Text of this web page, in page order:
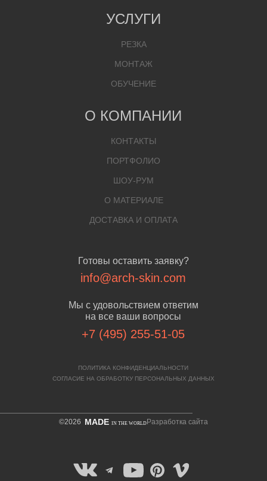
Готовы оставить заявку?
info@arch-skin.com
Мы с удовольствием ответим
на все ваши вопросы
+7 (495) 255-51-05
ПОЛИТИКА КОНФИДЕНЦИАЛЬНОСТИ
СОГЛАСИЕ НА ОБРАБОТКУ ПЕРСОНАЛЬНЫХ ДАННЫХ
УСЛУГИ
РЕЗКА
МОНТАЖ
ОБУЧЕНИЕ
О КОМПАНИИ
КОНТАКТЫ
ПОРТФОЛИО
ШОУ-РУМ
О МАТЕРИАЛЕ
ДОСТАВКА И ОПЛАТА
©2026 MADE IN THE WORLDРазработка сайта